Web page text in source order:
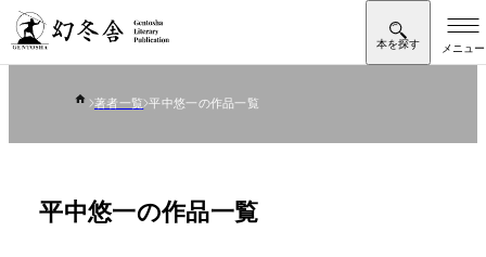
著者一覧 平中悠一の作品一覧
平中悠一の作品一覧